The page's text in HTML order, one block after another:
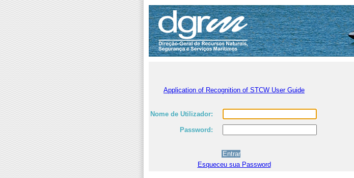
Application of Recognition of STCW User Guide
Nome de Utilizador:
Password:
Esqueceu sua Password